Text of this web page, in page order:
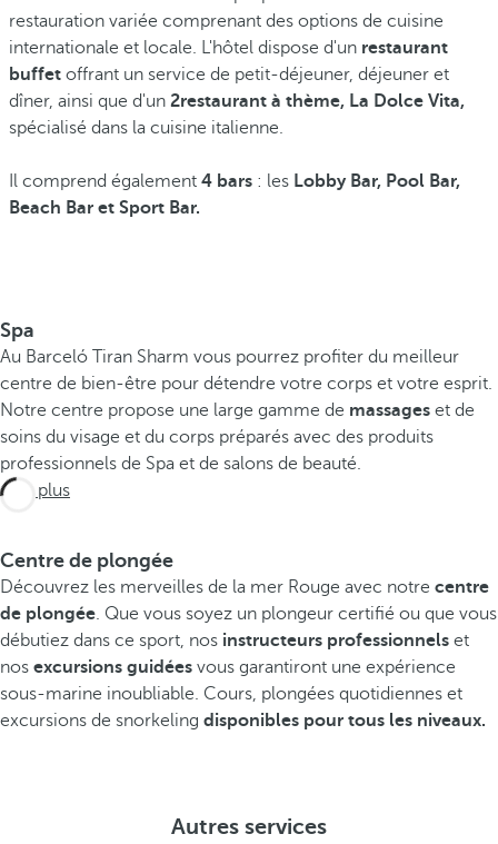
restauration variée comprenant des options de cuisine
internationale et locale. L'hôtel dispose d'un restaurant
buffet offrant un service de petit-déjeuner, déjeuner et
dîner, ainsi que d'un 2restaurant à thème, La Dolce Vita,
spécialisé dans la cuisine italienne.
Il comprend également 4 bars : les Lobby Bar, Pool Bar,
Beach Bar et Sport Bar.
Spa
Au Barceló Tiran Sharm vous pourrez profiter du meilleur
centre de bien-être pour détendre votre corps et votre esprit.
Notre centre propose une large gamme de massages et de
soins du visage et du corps préparés avec des produits
professionnels de Spa et de salons de beauté.
Voir plus
Centre de plongée
Découvrez les merveilles de la mer Rouge avec notre centre
de plongée. Que vous soyez un plongeur certifié ou que vous
débutiez dans ce sport, nos instructeurs professionnels et
nos excursions guidées vous garantiront une expérience
sous-marine inoubliable. Cours, plongées quotidiennes et
excursions de snorkeling disponibles pour tous les niveaux.
Autres services